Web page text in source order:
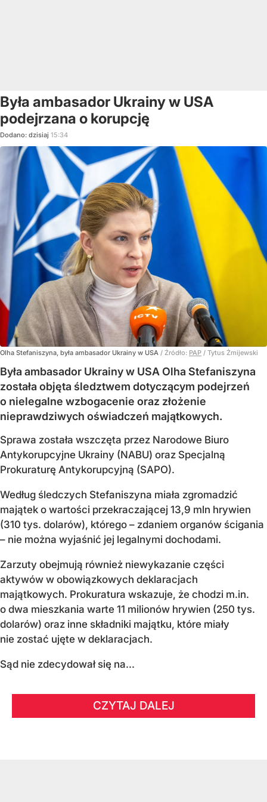
Była ambasador Ukrainy w USA
podejrzana o korupcję
Dodano: dzisiaj 15:34
Olha Stefaniszyna, była ambasador Ukrainy w USA / Źródło: PAP / Tytus Żmijewski
Była ambasador Ukrainy w USA Olha Stefaniszyna
została objęta śledztwem dotyczącym podejrzeń
o nielegalne wzbogacenie oraz złożenie
nieprawdziwych oświadczeń majątkowych.
Sprawa została wszczęta przez Narodowe Biuro
Antykorupcyjne Ukrainy (NABU) oraz Specjalną
Prokuraturę Antykorupcyjną (SAPO).
Według śledczych Stefaniszyna miała zgromadzić
majątek o wartości przekraczającej 13,9 mln hrywien
(310 tys. dolarów), którego – zdaniem organów ścigania
– nie można wyjaśnić jej legalnymi dochodami.
Zarzuty obejmują również niewykazanie części
aktywów w obowiązkowych deklaracjach
majątkowych. Prokuratura wskazuje, że chodzi m.in.
o dwa mieszkania warte 11 milionów hrywien (250 tys.
dolarów) oraz inne składniki majątku, które miały
nie zostać ujęte w deklaracjach.
Sąd nie zdecydował się na...
CZYTAJ DALEJ